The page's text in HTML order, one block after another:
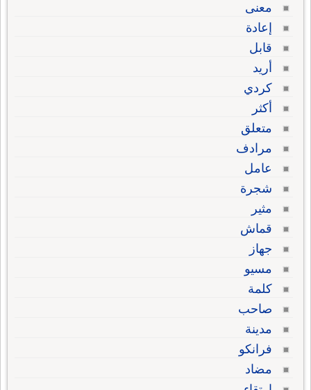
معنى
إعادة
قابل
أريد
كردي
أكثر
متعلق
مرادف
عامل
شجرة
مثير
قماش
جهاز
مسيو
كلمة
صاحب
مدينة
فرانكو
مضاد